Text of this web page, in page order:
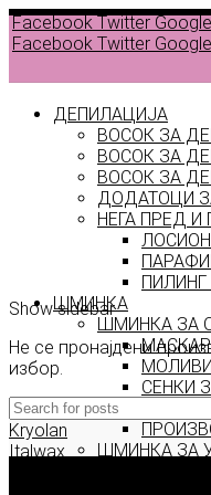
Facebook Twitter Google
Facebook Twitter Google
ДЕПИЛАЦИЈА
ВОСОК ЗА
ВОСОК ЗА
ВОСОК ЗА
ДОДАТОЦИ
НЕГА ПРЕД
ПИЛИНГ
ШМИНКА
ШМИНКА ЗА
СЕНКИ
ТУШ
ШМИНКА ЗА
products
fabulous
Show sidebar
Не се пронајдени
избор.
Kryolan
Italwax